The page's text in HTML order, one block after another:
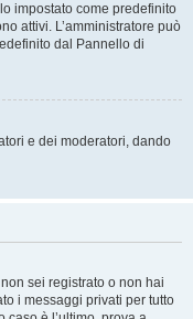
impostato come predefinito
attivi. L’amministratore può
dal Pannello di
e dei moderatori, dando
sei registrato o non hai
i messaggi privati per tutto